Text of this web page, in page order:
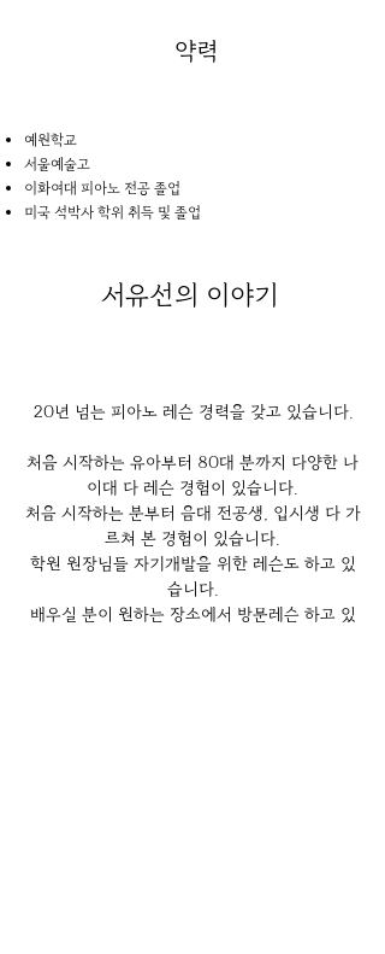
약력
예원학교
서울예술고
이화여대 피아노 전공 졸업
미국 석박사 학위 취득 및 졸업
서유선의 이야기
20년 넘는 피아노 레슨 경력을 갖고 있습니다.
처음 시작하는 유아부터 80대 분까지 다양한 나
이대 다 레슨 경험이 있습니다.
처음 시작하는 분부터 음대 전공생, 입시생 다 가
르쳐 본 경험이 있습니다.
학원 원장님들 자기개발을 위한 레슨도 하고 있
습니다.
배우실 분이 원하는 장소에서 방문레슨 하고 있